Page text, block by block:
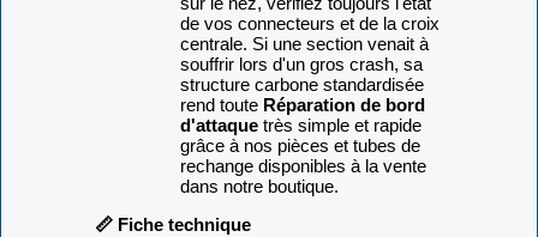
de vos connecteurs et de la croix
centrale. Si une section venait à
souffrir lors d'un gros crash, sa
structure carbone standardisée
rend toute Réparation de bord
d'attaquetrès simple et rapide
grâce à nos pièces et tubes de
rechange disponibles à la vente
dans notre boutique.
📏 Fiche technique